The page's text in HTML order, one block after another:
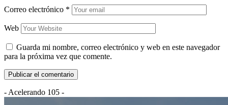
Correo electrónico *
Web
Guarda mi nombre, correo electrónico y web en este navegador
para la próxima vez que comente.
- Acelerando 105 -